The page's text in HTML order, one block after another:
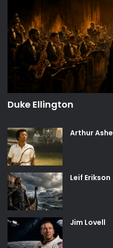
Duke Ellington
Arthur Ashe
Leif Erikson
Jim Lovell